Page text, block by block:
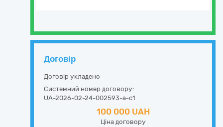
Договір
Договір укладено
Системний номер договору:
UA-2026-02-24-002593-a-c1
100 000 UAH
Ціна договору